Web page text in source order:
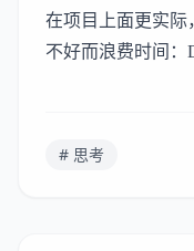
在项目上面更实际
不好而浪费时间：
# 思考